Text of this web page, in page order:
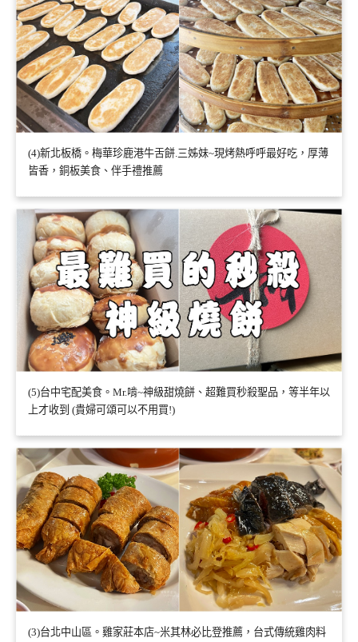
(4)新北板橋。梅華珍鹿港牛舌餅.三姊妹~現烤熱呼呼最好吃，厚薄
皆香，銅板美食、伴手禮推薦
(5)台中宅配美食。Mr.啃~神級甜燒餅、超難買秒殺聖品，等半年以
上才收到 (貴婦可頌可以不用買!)
(3)台北中山區。雞家莊本店~米其林必比登推薦，台式傳統雞肉料